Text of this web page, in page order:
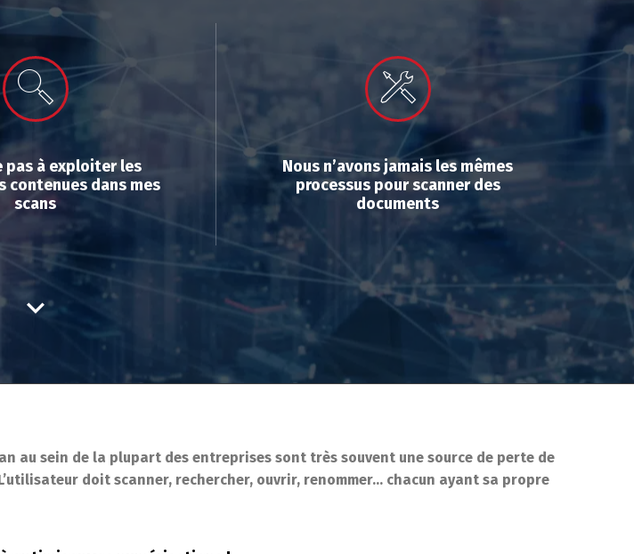
pas à exploiter les
contenues dans mes
scans
Nous n’avons jamais les mêmes
processus pour scanner des
documents
au sein de la plupart des entreprises sont très souvent une source de perte de
doit scanner, rechercher, ouvrir, renommer… chacun ayant sa propre